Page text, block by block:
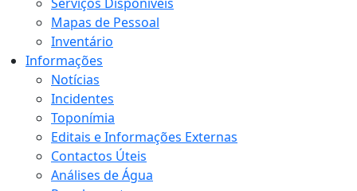
Serviços Disponíveis
Mapas de Pessoal
Inventário
Informações
Notícias
Incidentes
Toponímia
Editais e Informações Externas
Contactos Úteis
Análises de Água